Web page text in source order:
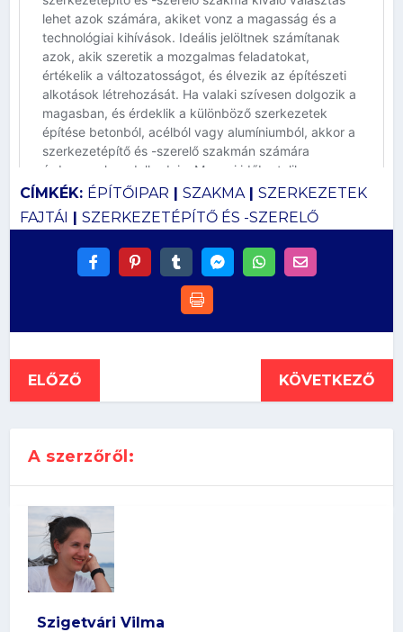
CÍMKÉK: ÉPÍTŐIPAR | SZAKMA| SZERKEZETEK
FAJTÁI | SZERKEZETÉPÍTŐ ÉS -SZERELŐ
ELŐZŐ KÖVETKEZŐ
A szerzőről:
Szigetvári Vilma